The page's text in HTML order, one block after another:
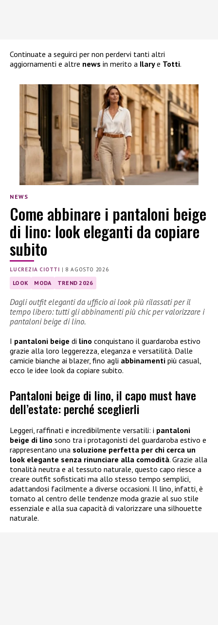
Continuate a seguirci per non perdervi tanti altri
aggiornamenti e altre news in merito a Ilarye Totti.
NEWS
Come abbinare i pantaloni beige
di lino: look eleganti da copiare
subito
LUCREZIA CIOTTI | 8 AGOSTO 2026
LOOK MODA TREND 2026
Dagli outfit eleganti da ufficio ai look più rilassati per il
tempo libero: tutti gli abbinamenti più chic per valorizzare i
pantaloni beige di lino.
I pantaloni beige di lino conquistano il guardaroba estivo
grazie alla loro leggerezza, eleganza e versatilità. Dalle
camicie bianche ai blazer, fino agli abbinamenti più casual,
ecco le idee look da copiare subito.
Pantaloni beige di lino, il capo must have
dell’estate: perché sceglierli
Leggeri, raffinati e incredibilmente versatili: i pantaloni
beige di lino sono tra i protagonisti del guardaroba estivo e
rappresentano una soluzione perfetta per chi cerca un
look elegante senza rinunciare alla comodità. Grazie alla
tonalità neutra e al tessuto naturale, questo capo riesce a
creare outfit sofisticati ma allo stesso tempo semplici,
adattandosi facilmente a diverse occasioni. Il lino, infatti, è
tornato al centro delle tendenze moda grazie al suo stile
essenziale e alla sua capacità di valorizzare una silhouette
naturale.